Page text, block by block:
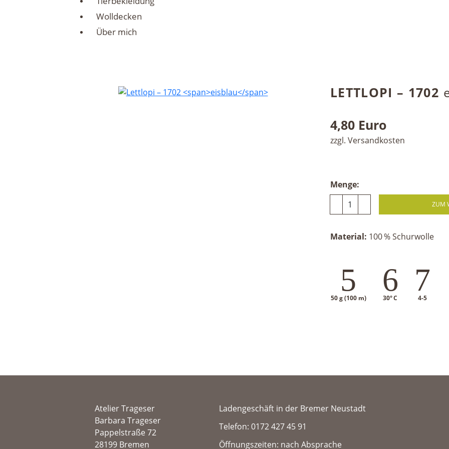
Wolldecken
Über mich
LETTLOPI – 1702
4,80 Euro
zzgl. Versandkosten
Menge:
ZUM
Material: 100 % Schurwolle
5 6 7
50 g (100 m) 30° C 4-5
Atelier Trageser
Barbara Trageser
Pappelstraße 72
28199 Bremen
Ladengeschäft in der Bremer Neustadt
Telefon: 0172 427 45 91
Öffnungszeiten: nach Absprache